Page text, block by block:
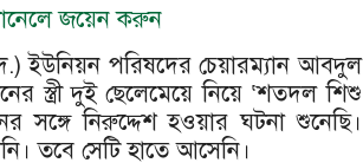
জয়েন করুন
ইউনিয়ন পরিষদের চেয়ারম্যান আবদুল
স্ত্রী দুই ছেলেমেয়ে নিয়ে ‘শতদল শিশু
সঙ্গে নিরুদ্দেশ হওয়ার ঘটনা শুনেছি।
তবে সেটি হাতে আসেনি।